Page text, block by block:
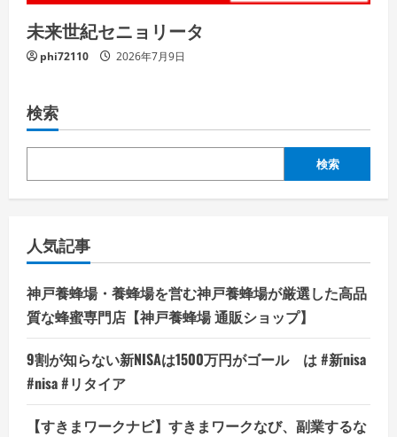
未来世紀セニョリータ
phi72110 2026年7月9日
検索
検索
人気記事
神戸養蜂場・養蜂場を営む神戸養蜂場が厳選した高品
質な蜂蜜専門店【神戸養蜂場 通販ショップ】
9割が知らない新NISAは1500万円がゴール は #新nisa
#nisa #リタイア
【すきまワークナビ】すきまワークなび、副業するな